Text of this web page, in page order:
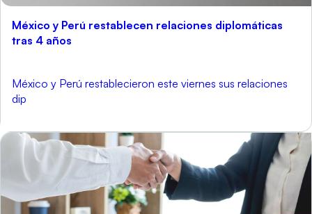
México y Perú restablecen relaciones diplomáticas
tras 4 años
México y Perú restablecieron este viernes sus relaciones
dip